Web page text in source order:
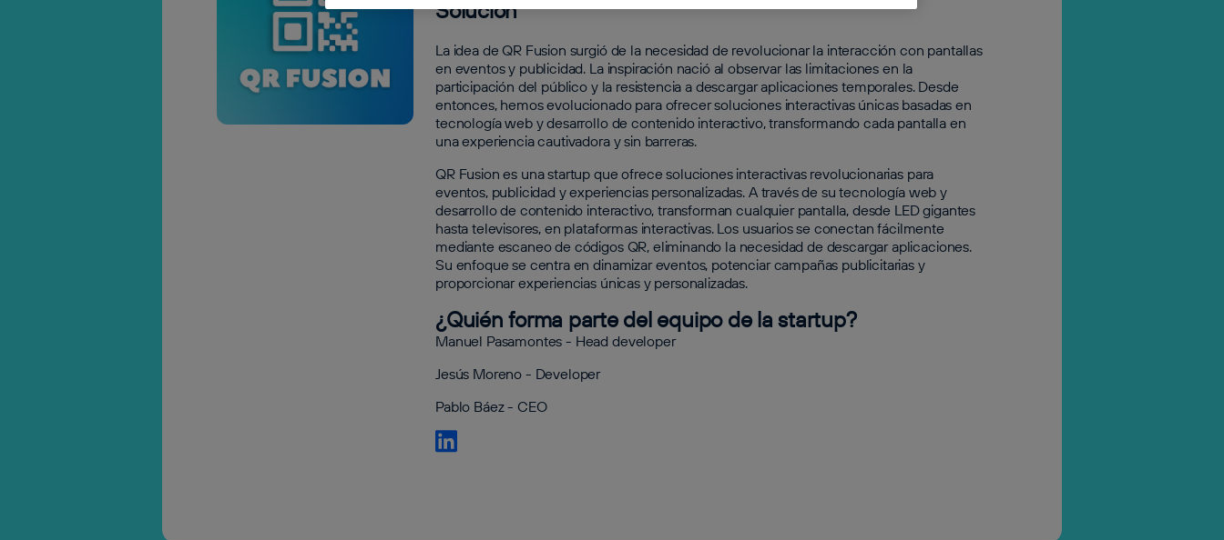
Solución
La idea de QR Fusion surgió de la necesidad de revolucionar la interacción con pantallas
en eventos y publicidad. La inspiración nació al observar las limitaciones en la
participación del público y la resistencia a descargar aplicaciones temporales. Desde
entonces, hemos evolucionado para ofrecer soluciones interactivas únicas basadas en
tecnología web y desarrollo de contenido interactivo, transformando cada pantalla en
una experiencia cautivadora y sin barreras.
QR Fusion es una startup que ofrece soluciones interactivas revolucionarias para
eventos, publicidad y experiencias personalizadas. A través de su tecnología web y
desarrollo de contenido interactivo, transforman cualquier pantalla, desde LED gigantes
hasta televisores, en plataformas interactivas. Los usuarios se conectan fácilmente
mediante escaneo de códigos QR, eliminando la necesidad de descargar aplicaciones.
Su enfoque se centra en dinamizar eventos, potenciar campañas publicitarias y
proporcionar experiencias únicas y personalizadas.
¿Quién forma parte del equipo de la startup?
Manuel Pasamontes - Head developer
Jesús Moreno - Developer
Pablo Báez - CEO